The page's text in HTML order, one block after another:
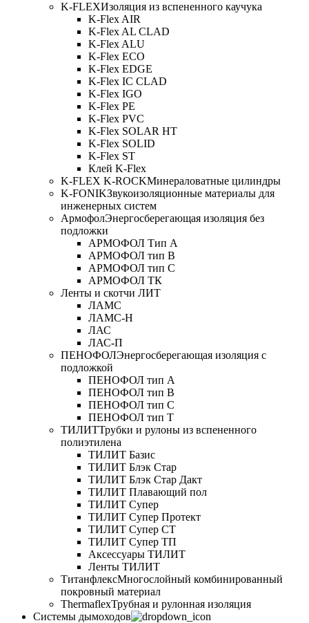
K-FLEXИзоляция из вспененного каучука
K-Flex AIR
K-Flex AL CLAD
K-Flex ALU
K-Flex ECO
K-Flex EDGE
K-Flex IC CLAD
K-Flex IGO
K-Flex PE
K-Flex PVC
K-Flex SOLAR HT
K-Flex SOLID
K-Flex ST
Клей K-Flex
K-FLEX K-ROCKМинераловатные цилиндры
K-FONIKЗвукоизоляционные материалы для
инженерных систем
АрмофолЭнергосберегающая изоляция без
подложки
АРМОФОЛ Тип А
АРМОФОЛ тип В
АРМОФОЛ тип C
АРМОФОЛ ТК
Ленты и скотчи ЛИТ
ЛАМС
ЛАМС-Н
ЛАС
ЛАС-П
ПЕНОФОЛЭнергосберегающая изоляция с
подложкой
ПЕНОФОЛ тип А
ПЕНОФОЛ тип B
ПЕНОФОЛ тип C
ПЕНОФОЛ тип T
ТИЛИТТрубки и рулоны из вспененного
полиэтилена
ТИЛИТ Базис
ТИЛИТ Блэк Стар
ТИЛИТ Блэк Стар Дакт
ТИЛИТ Плавающий пол
ТИЛИТ Супер
ТИЛИТ Супер Протект
ТИЛИТ Супер СТ
ТИЛИТ Супер ТП
Аксессуары ТИЛИТ
Ленты ТИЛИТ
ТитанфлексМногослойный комбинированный
покровный материал
ThermaflexТрубная и рулонная изоляция
Cистемы дымоходов